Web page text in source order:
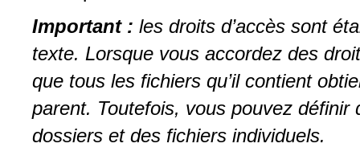
Important : les droits d’accès sont
texte. Lorsque vous accordez des
que tous les fichiers qu’il contient
parent. Toutefois, vous pouvez
dossiers et des fichiers individuels.